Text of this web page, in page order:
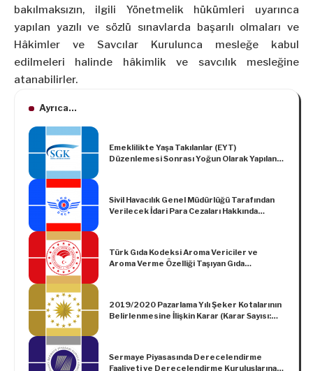
bakılmaksızın, ilgili Yönetmelik hükümleri uyarınca
yapılan yazılı ve sözlü sınavlarda başarılı olmaları ve
Hâkimler ve Savcılar Kurulunca mesleğe kabul
edilmeleri halinde hâkimlik ve savcılık mesleğine
atanabilirler.
Ayrıca...
Emeklilikte Yaşa Takılanlar (EYT)
Düzenlemesi Sonrası Yoğun Olarak Yapılan
Sivil Havacılık Genel Müdürlüğü Tarafından
Verilecek İdari Para Cezaları Hakkında
Türk Gıda Kodeksi Aroma Vericiler ve
Aroma Verme Özelliği Taşıyan Gıda
2019/2020 Pazarlama Yılı Şeker Kotalarının
Belirlenmesine İlişkin Karar (Karar Sayısı:
Sermaye Piyasasında Derecelendirme
Faaliyeti ve Derecelendirme Kuruluşlarına